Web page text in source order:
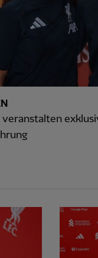
veranstalten